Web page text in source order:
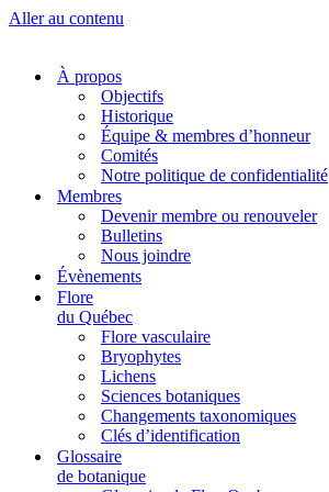
Aller au contenu
À propos
Objectifs
Historique
Équipe & membres d’honneur
Comités
Notre politique de confidentialité
Membres
Devenir membre ou renouveler
Bulletins
Nous joindre
Évènements
Flore
du Québec
Flore vasculaire
Bryophytes
Lichens
Sciences botaniques
Changements taxonomiques
Clés d’identification
Glossaire
de botanique